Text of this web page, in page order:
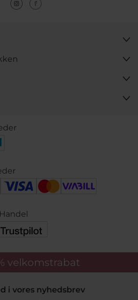
velkomstrabat
i vores nyhedsbrev